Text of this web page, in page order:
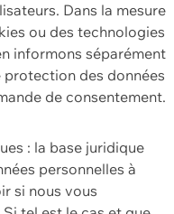
Dans la mesure
ou des technologies
informons séparément
des données
de consentement.
: la base juridique
personnelles à
si nous vous